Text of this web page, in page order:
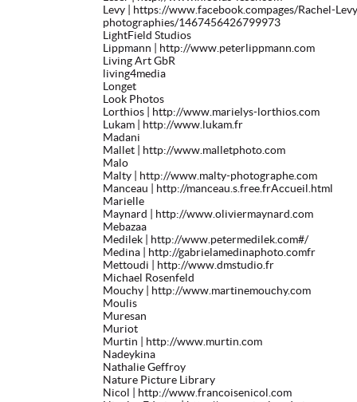
Levy | https://www.facebook.compages/Rachel-
photographies/1467456426799973
LightField Studios
Lippmann | http://www.peterlippmann.com
Living Art GbR
living4media
Longet
Look Photos
Lorthios | http://www.marielys-lorthios.com
Lukam | http://www.lukam.fr
Madani
Mallet | http://www.malletphoto.com
Malo
Malty | http://www.malty-photographe.com
Manceau | http://manceau.s.free.frAccueil.html
Marielle
Maynard | http://www.oliviermaynard.com
Mebazaa
Medilek | http://www.petermedilek.com#/
Medina | http://gabrielamedinaphoto.comfr
Mettoudi | http://www.dmstudio.fr
Michael Rosenfeld
Mouchy | http://www.martinemouchy.com
Moulis
Muresan
Muriot
Murtin | http://www.murtin.com
Nadeykina
Nathalie Geffroy
Nature Picture Library
Nicol | http://www.francoisenicol.com